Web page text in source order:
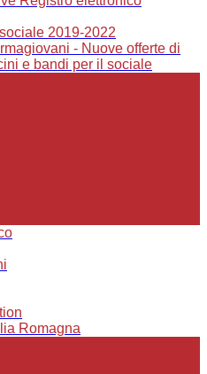
2019-2022
- Nuove offerte di
e bandi per il sociale
Romagna